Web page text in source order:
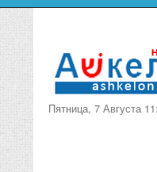
Пятница, 7 Августа